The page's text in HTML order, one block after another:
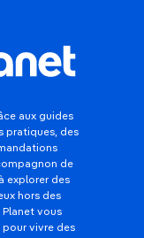
aux guides
pratiques, des
de
explorer des
hors des
vous
vivre des